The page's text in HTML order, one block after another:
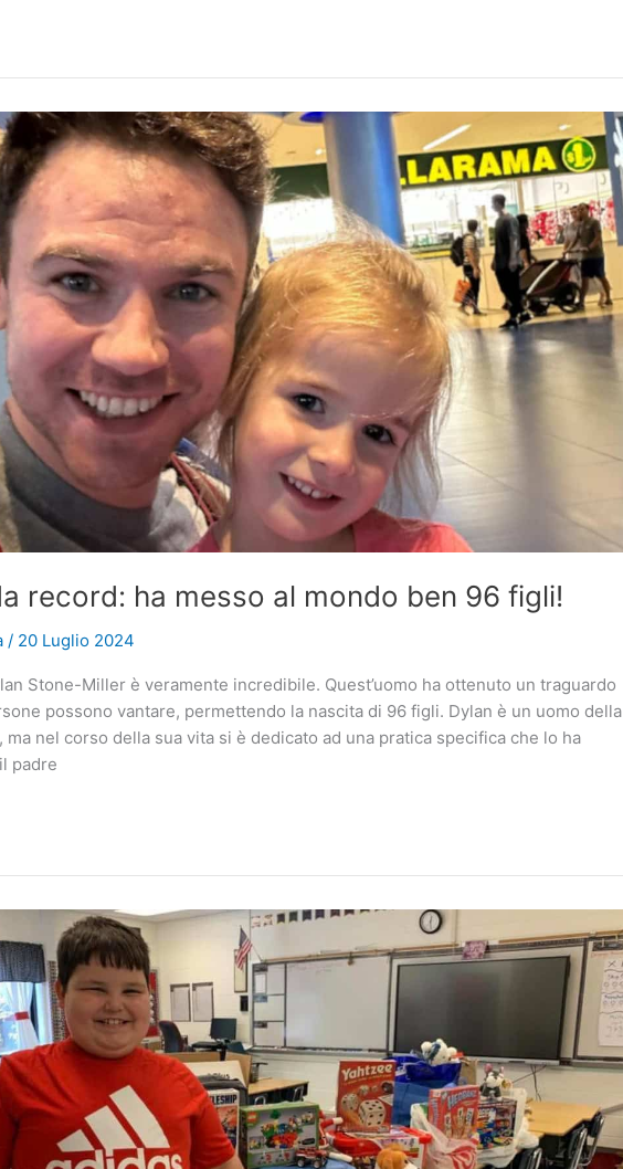
record: ha messo al mondo ben 96 figli!
/ 20 Luglio 2024
Stone-Miller è veramente incredibile. Quest’uomo ha ottenuto un traguardo
possono vantare, permettendo la nascita di 96 figli. Dylan è un uomo della
ma nel corso della sua vita si è dedicato ad una pratica specifica che lo ha
padre